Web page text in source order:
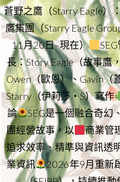
蒼野之鷹（Starry Eagle）
鷹集團（Starry Eagle
11月20日–現在）
長：Story Eagle（故事鷹
Owen（歐恩）、Gavin（
Starry（伊莉莎・S）寫作
論
SEG是一個融合奇幻
團經營故事，以
商業管
追求效率、精準與資訊透
業資訊
2026年9月重新